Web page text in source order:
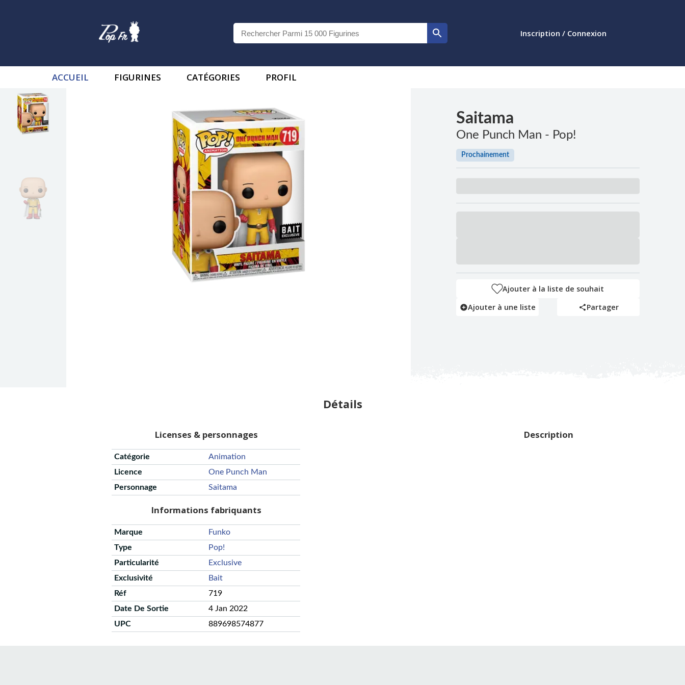
Inscription / Connexion
ACCUEIL FIGURINES CATÉGORIES PROFIL
Saitama
One Punch Man - Pop!
Prochainement
Ajouter à la liste de souhait
Ajouter à une liste
Partager
Détails
Licenses & personnages
Catégorie
Animation
Licence
One Punch Man
Personnage
Saitama
Informations fabriquants
Marque
Funko
Type
Pop!
Particularité
Exclusive
Exclusivité
Bait
Réf
719
Date De Sortie
4 Jan 2022
UPC
889698574877
Description